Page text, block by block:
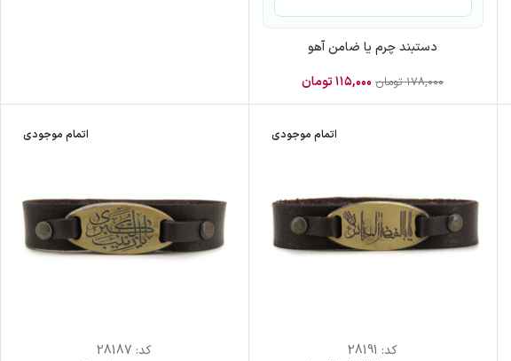
دستبند چرم یا ضامن آهو
۱۷۸,۰۰۰ تومان ۱۱۵,۰۰۰تومان
اتمام موجودی
کد: 28191
اتمام موجودی
کد: 28187